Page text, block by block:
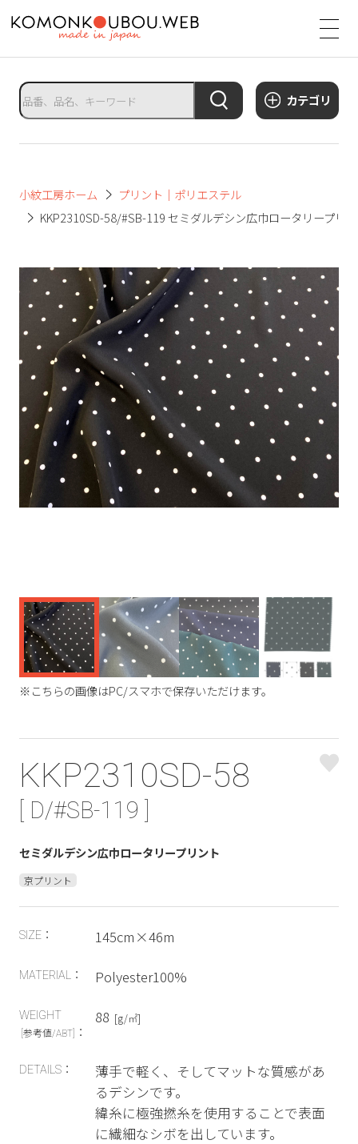
カテゴリ
小紋工房ホーム
プリント｜ポリエステル
KKP2310SD-58/#SB-119 セミダルデシン広巾ロータリープリ
※こちらの画像はPC/スマホで保存いただけます。
KKP2310SD-58
[ D/#SB-119 ]
セミダルデシン広巾ロータリープリント
京プリント
SIZE： 145cm×46m
MATERIAL： Polyester100%
WEIGHT
[参考値/ABT] ：
88 [g/㎡]
DETAILS：
薄手で軽く、そしてマットな質感があ
るデシンです。
緯糸に極強撚糸を使用することで表面
に繊細なシボを出しています。
サ
イ
ト
タ
イ
ト
ト
ニ
ー
を
開
く